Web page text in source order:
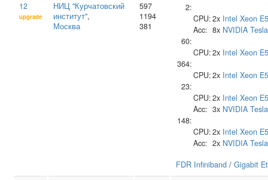
12
upgrade
НИЦ "Курчатовский
институт",
Москва
597
1194
381
2:
CPU:2x Intel Xeon
Acc: 8x NVIDIA
60:
CPU:2x Intel Xeon
364:
CPU:2x Intel Xeon
23:
CPU:2x Intel Xeon
Acc: 3x NVIDIA
148:
CPU:2x Intel Xeon
Acc: 2x NVIDIA
FDR Infiniband / Gigabit